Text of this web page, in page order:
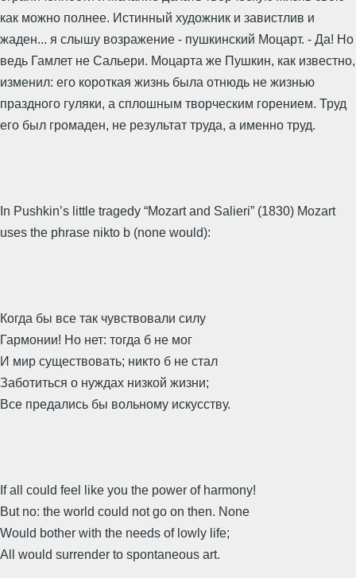
как можно полнее. Истинный художник и завистлив и
жаден... я слышу возражение - пушкинский Моцарт. - Да! Но
ведь Гамлет не Сальери. Моцарта же Пушкин, как известно,
изменил: его короткая жизнь была отнюдь не жизнью
праздного гуляки, а сплошным творческим горением. Труд
его был громаден, не результат труда, а именно труд.
In Pushkin’s little tragedy “Mozart and Salieri” (1830) Mozart
uses the phrase nikto b (none would):
Когда бы все так чувствовали силу
Гармонии! Но нет: тогда б не мог
И мир существовать; никто б не стал
Заботиться о нуждах низкой жизни;
Все предались бы вольному искусству.
If all could feel like you the power of harmony!
But no: the world could not go on then. None
Would bother with the needs of lowly life;
All would surrender to spontaneous art.